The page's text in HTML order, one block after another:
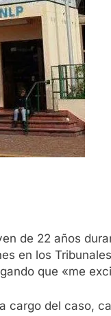
de 22 años
en los
que «me
cargo del caso,